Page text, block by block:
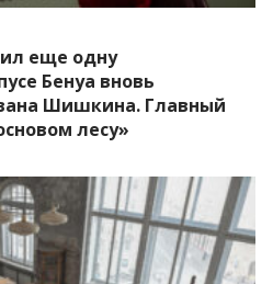
еще одну
Бенуа вновь
Шишкина. Главный
лесу»